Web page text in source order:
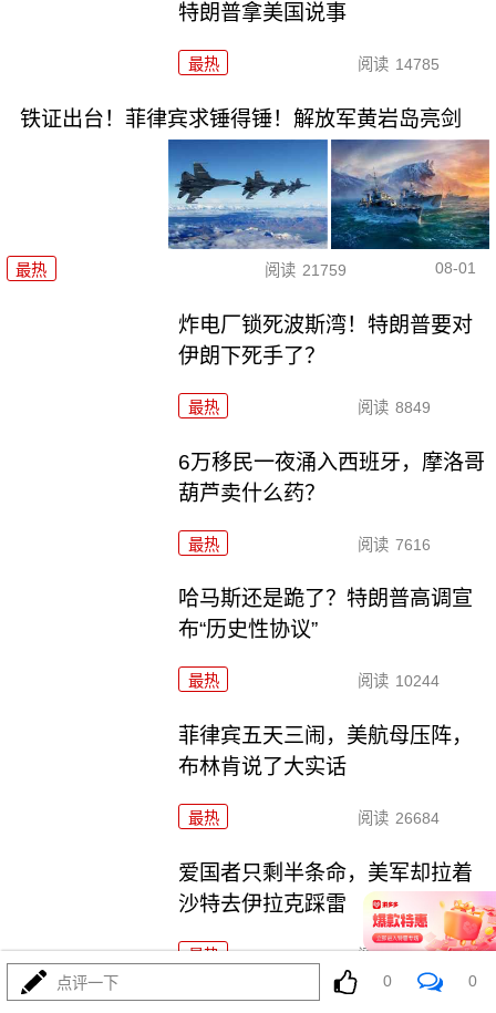
特朗普拿美国说事
最热 阅读 14785
铁证出台！菲律宾求锤得锤！解放军黄岩岛亮剑
最热 阅读 21759 08-01
炸电厂锁死波斯湾！特朗普要对
伊朗下死手了？
最热 阅读 8849
6万移民一夜涌入西班牙，摩洛哥
葫芦卖什么药？
最热 阅读 7616
哈马斯还是跪了？特朗普高调宣
布“历史性协议”
最热 阅读 10244
菲律宾五天三闹，美航母压阵，
布林肯说了大实话
最热 阅读 26684
爱国者只剩半条命，美军却拉着
沙特去伊拉克踩雷
最热 阅读 11758
点评一下 0 0